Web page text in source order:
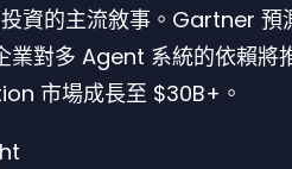
資的主流敘事。Gartner 預
業對多 Agent 系統的依賴將
市場成長至 $30B+。